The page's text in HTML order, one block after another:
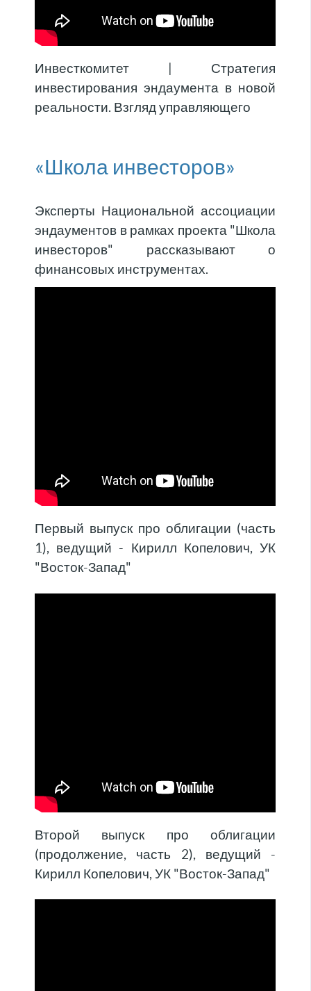
Инвесткомитет | Стратегия
инвестирования эндаумента в новой
реальности. Взгляд управляющего
«Школа инвесторов»
Эксперты Национальной ассоциации
эндаументов в рамках проекта "Школа
инвесторов" рассказывают о
финансовых инструментах.
Первый выпуск про облигации (часть
1), ведущий - Кирилл Копелович, УК
"Восток-Запад"
Второй выпуск про облигации
(продолжение, часть 2), ведущий -
Кирилл Копелович, УК "Восток-Запад"